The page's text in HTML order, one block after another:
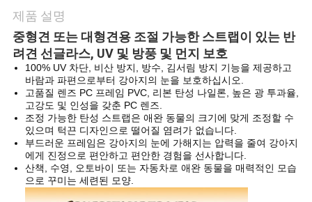
요
구
하
세
요
BLOG/NEWS
제품 설명
중형견 또는 대형견용 조절 가능한 스트랩이 있는 반
려견 선글라스, UV 및 방풍 및 먼지 보호
100% UV 차단, 비산 방지, 방수, 김서림 방지 기능을 제공하고
바람과 파편으로부터 강아지의 눈을 보호하십시오.
고품질 렌즈 PC 프레임 PVC, 리본 탄성 나일론, 높은 광 투과율,
고강도 및 인성을 갖춘 PC 렌즈.
조정 가능한 탄성 스트랩은 애완 동물의 크기에 맞게 조정할 수
있으며 턱끈 디자인으로 떨어질 염려가 없습니다.
부드러운 프레임은 강아지의 눈에 가해지는 압력을 줄여 강아지
에게 진정으로 편안하고 편안한 경험을 선사합니다.
산책, 수영, 오토바이 또는 자동차로 애완 동물을 매력적인 모습
으로 꾸미는 세련된 모양.